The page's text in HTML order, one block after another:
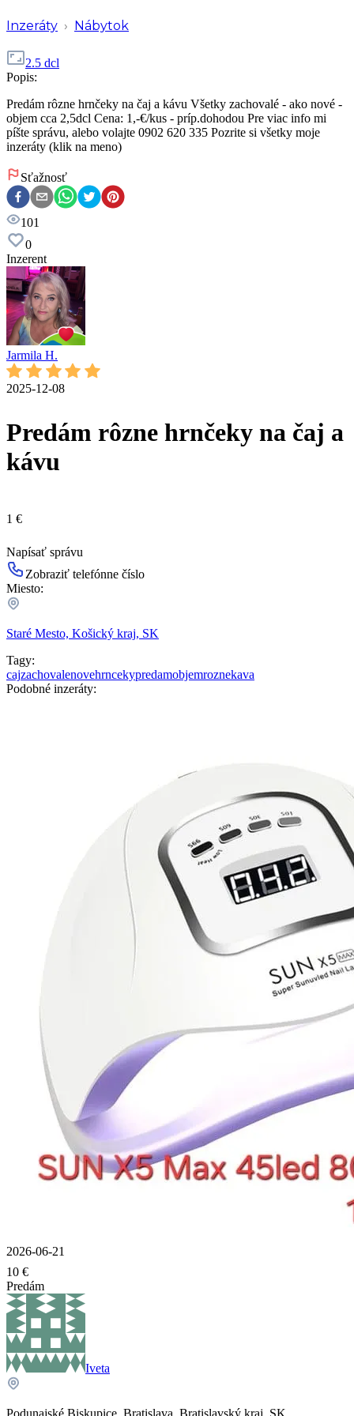
Inzeráty › Nábytok
2.5 dcl
Popis:
Predám rôzne hrnčeky na čaj a kávu Všetky zachovalé - ako nové -
objem cca 2,5dcl Cena: 1,-€/kus - príp.dohodou Pre viac info mi
píšte správu, alebo volajte 0902 620 335 Pozrite si všetky moje
inzeráty (klik na meno)
Sťažnosť
101
0
Inzerent
Jarmila H.
2025-12-08
Predám rôzne hrnčeky na čaj a
kávu
1 €
Napísať správu
Zobraziť telefónne číslo
Miesto:
Staré Mesto, Košický kraj, SK
Tagy:
cajzachovalenovehrncekypredamobjemroznekava
Podobné inzeráty:
2026-06-21
10 €
Predám
Iveta